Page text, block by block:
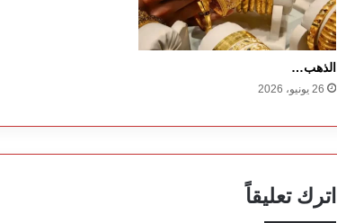
الذهب…
26 يونيو، 2026
اترك تعليقاً